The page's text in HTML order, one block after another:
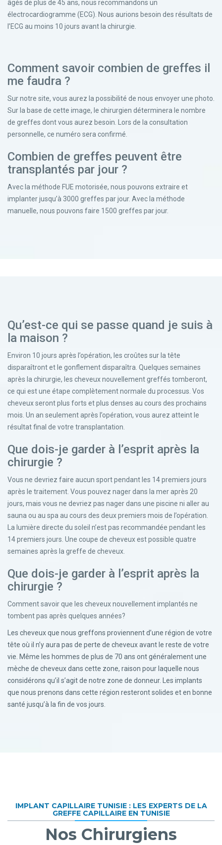
âgés de plus de 45 ans, nous recommandons un
électrocardiogramme (ECG). Nous aurions besoin des résultats de
l’ECG au moins 10 jours avant la chirurgie.
Comment savoir combien de greffes il
me faudra ?
Sur notre site, vous aurez la possibilité de nous envoyer une photo.
Sur la base de cette image, le chirurgien déterminera le nombre
de greffes dont vous aurez besoin. Lors de la consultation
personnelle, ce numéro sera confirmé.
Combien de greffes peuvent être
transplantés par jour ?
Avec la méthode FUE motorisée, nous pouvons extraire et
implanter jusqu’à 3000 greffes par jour. Avec la méthode
manuelle, nous pouvons faire 1500 greffes par jour.
Qu’est-ce qui se passe quand je suis à
la maison ?
Environ 10 jours après l’opération, les croûtes sur la tête
disparaîtront et le gonflement disparaîtra. Quelques semaines
après la chirurgie, les cheveux nouvellement greffés tomberont,
ce qui est une étape complètement normale du processus. Vos
cheveux seront plus forts et plus denses au cours des prochains
mois. Un an seulement après l’opération, vous aurez atteint le
résultat final de votre transplantation.
Que dois-je garder à l’esprit après la
chirurgie ?
Vous ne devriez faire aucun sport pendant les 14 premiers jours
après le traitement. Vous pouvez nager dans la mer après 20
jours, mais vous ne devriez pas nager dans une piscine ni aller au
sauna ou au spa au cours des deux premiers mois de l’opération.
La lumière directe du soleil n’est pas recommandée pendant les
14 premiers jours. Une coupe de cheveux est possible quatre
semaines après la greffe de cheveux.
Que dois-je garder à l’esprit après la
chirurgie ?
Comment savoir que les cheveux nouvellement implantés ne
tombent pas après quelques années?
Les cheveux que nous greffons proviennent d’une région de votre
tête où il n’y aura pas de perte de cheveux avant le reste de votre
vie. Même les hommes de plus de 70 ans ont généralement une
mèche de cheveux dans cette zone, raison pour laquelle nous
considérons qu’il s’agit de notre zone de donneur. Les implants
que nous prenons dans cette région resteront solides et en bonne
santé jusqu’à la fin de vos jours.
IMPLANT CAPILLAIRE TUNISIE : LES EXPERTS DE LA
GREFFE CAPILLAIRE EN TUNISIE
Nos Chirurgiens